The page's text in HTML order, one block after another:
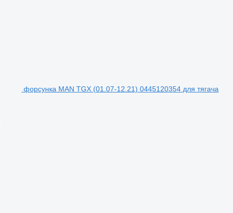
форсунка MAN TGX (01.07-12.21) 0445120354 для тягача